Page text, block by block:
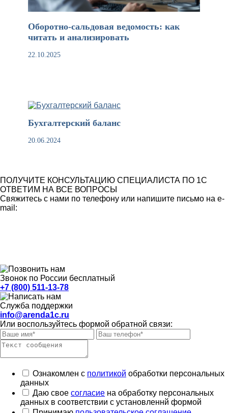
Оборотно-сальдовая ведомость: как
читать и анализировать
22.10.2025
Бухгалтерский баланс
20.06.2024
ПОЛУЧИТЕ КОНСУЛЬТАЦИЮ СПЕЦИАЛИСТА ПО 1С
ОТВЕТИМ НА ВСЕ ВОПРОСЫ
Свяжитесь с нами по телефону или напишите письмо на e-
mail:
Звонок по России бесплатный
+7 (800) 511-13-78
Служба поддержки
info@arenda1c.ru
Или воспользуйтесь формой обратной связи:
Ознакомлен с политикой обработки персональных
данных
Даю свое согласие на обработку персональных
данных в соответствии с установленнй формой